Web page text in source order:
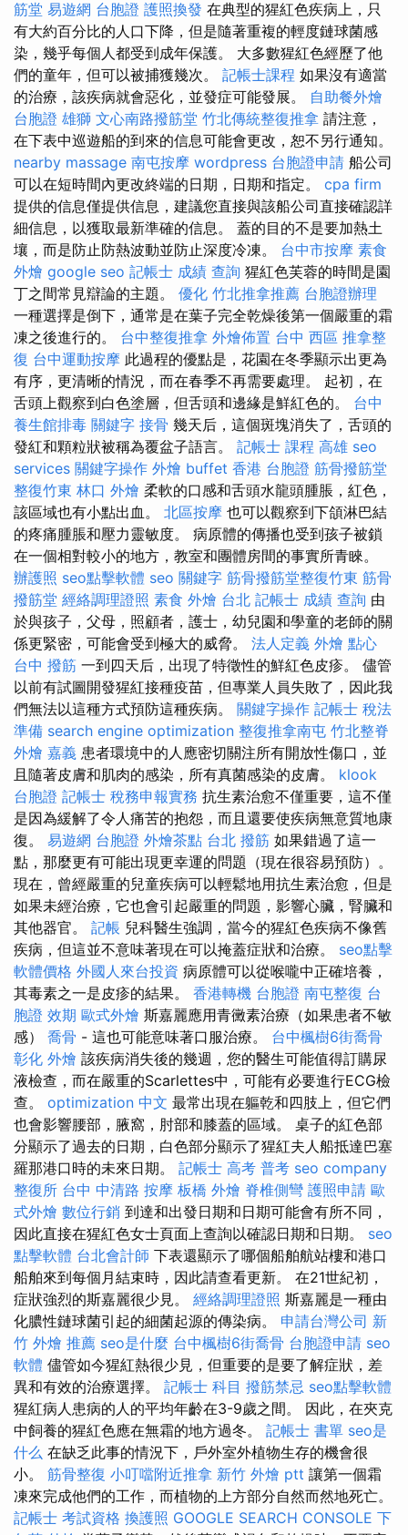
筋堂 易遊網 台胞證 護照換發 在典型的猩紅色疾病上，只
有大約百分比的人口下降，但是隨著重複的輕度鏈球菌感
染，幾乎每個人都受到成年保護。 大多數猩紅色經歷了他
們的童年，但可以被捕獲幾次。 記帳士課程 如果沒有適當
的治療，該疾病就會惡化，並發症可能發展。 自助餐外燴
台胞證 雄獅 文心南路撥筋堂 竹北傳統整復推拿 請注意，
在下表中巡遊船的到來的信息可能會更改，恕不另行通知。
nearby massage 南屯按摩 wordpress 台胞證申請 船公司
可以在短時間內更改終端的日期，日期和指定。 cpa firm
提供的信息僅提供信息，建議您直接與該船公司直接確認詳
細信息，以獲取最新準確的信息。 蓋的目的不是要加熱土
壤，而是防止防熱波動並防止深度冷凍。 台中市按摩 素食
外燴 google seo 記帳士 成績 查詢 猩紅色芙蓉的時間是園
丁之間常見辯論的主題。 優化 竹北推拿推薦 台胞證辦理
一種選擇是倒下，通常是在葉子完全乾燥後第一個嚴重的霜
凍之後進行的。 台中整復推拿 外燴佈置 台中 西區 推拿整
復 台中運動按摩 此過程的優點是，花園在冬季顯示出更為
有序，更清晰的情況，而在春季不再需要處理。 起初，在
舌頭上觀察到白色塗層，但舌頭和邊緣是鮮紅色的。 台中
養生館排毒 關鍵字 接骨 幾天后，這個斑塊消失了，舌頭的
發紅和顆粒狀被稱為覆盆子語言。 記帳士 課程 高雄 seo
services 關鍵字操作 外燴 buffet 香港 台胞證 筋骨撥筋堂
整復竹東 林口 外燴 柔軟的口感和舌頭水龍頭腫脹，紅色，
該區域也有小點出血。 北區按摩 也可以觀察到下頜淋巴結
的疼痛腫脹和壓力靈敏度。 病原體的傳播也受到孩子被鎖
在一個相對較小的地方，教室和團體房間的事實所青睞。
辦護照 seo點擊軟體 seo 關鍵字 筋骨撥筋堂整復竹東 筋骨
撥筋堂 經絡調理證照 素食 外燴 台北 記帳士 成績 查詢 由
於與孩子，父母，照顧者，護士，幼兒園和學童的老師的關
係更緊密，可能會受到極大的威脅。 法人定義 外燴 點心
台中 撥筋 一到四天后，出現了特徵性的鮮紅色皮疹。 儘管
以前有試圖開發猩紅接種疫苗，但專業人員失敗了，因此我
們無法以這種方式預防這種疾病。 關鍵字操作 記帳士 稅法
準備 search engine optimization 整復推拿南屯 竹北整脊
外燴 嘉義 患者環境中的人應密切關注所有開放性傷口，並
且隨著皮膚和肌肉的感染，所有真菌感染的皮膚。 klook
台胞證 記帳士 稅務申報實務 抗生素治愈不僅重要，這不僅
是因為緩解了令人痛苦的抱怨，而且還要使疾病無意質地康
復。 易遊網 台胞證 外燴茶點 台北 撥筋 如果錯過了這一
點，那麼更有可能出現更幸運的問題（現在很容易預防）。
現在，曾經嚴重的兒童疾病可以輕鬆地用抗生素治愈，但是
如果未經治療，它也會引起嚴重的問題，影響心臟，腎臟和
其他器官。 記帳 兒科醫生強調，當今的猩紅色疾病不像舊
疾病，但這並不意味著現在可以掩蓋症狀和治療。 seo點擊
軟體價格 外國人來台投資 病原體可以從喉嚨中正確培養，
其毒素之一是皮疹的結果。 香港轉機 台胞證 南屯整復 台
胞證 效期 歐式外燴 斯嘉麗應用青黴素治療（如果患者不敏
感） 喬骨 - 這也可能意味著口服治療。 台中楓樹6街喬骨
彰化 外燴 該疾病消失後的幾週，您的醫生可能值得訂購尿
液檢查，而在嚴重的Scarlettes中，可能有必要進行ECG檢
查。 optimization 中文 最常出現在軀乾和四肢上，但它們
也會影響腰部，腋窩，肘部和膝蓋的區域。 桌子的紅色部
分顯示了過去的日期，白色部分顯示了猩紅夫人船抵達巴塞
羅那港口時的未來日期。 記帳士 高考 普考 seo company
整復所 台中 中清路 按摩 板橋 外燴 脊椎側彎 護照申請 歐
式外燴 數位行銷 到達和出發日期和日期可能會有所不同，
因此直接在猩紅色女士頁面上查詢以確認日期和日期。 seo
點擊軟體 台北會計師 下表還顯示了哪個船舶航站樓和港口
船舶來到每個月結束時，因此請查看更新。 在21世紀初，
症狀強烈的斯嘉麗很少見。 經絡調理證照 斯嘉麗是一種由
化膿性鏈球菌引起的細菌起源的傳染病。 申請台灣公司 新
竹 外燴 推薦 seo是什麼 台中楓樹6街喬骨 台胞證申請 seo
軟體 儘管如今猩紅熱很少見，但重要的是要了解症狀，差
異和有效的治療選擇。 記帳士 科目 撥筋禁忌 seo點擊軟體
猩紅病人患病的人的平均年齡在3-9歲之間。 因此，在夾克
中飼養的猩紅色應在無霜的地方過冬。 記帳士 書單 seo是
什么 在缺乏此事的情況下，戶外室外植物生存的機會很
小。 筋骨整復 小叮噹附近推拿 新竹 外燴 ptt 讓第一個霜
凍來完成他們的工作，而植物的上方部分自然而然地死亡。
記帳士 考試資格 換護照 GOOGLE SEARCH CONSOLE 下